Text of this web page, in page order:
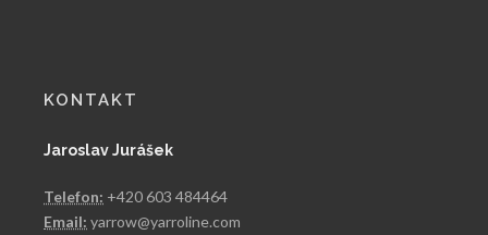
KONTAKT
Jaroslav Jurášek
Telefon: +420 603 484464
Email: yarrow@yarroline.com